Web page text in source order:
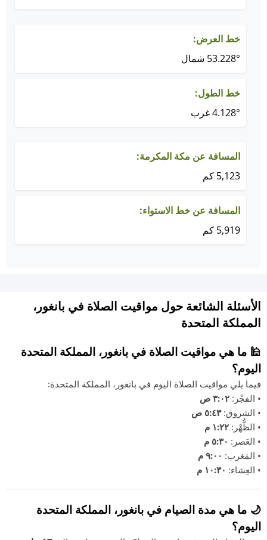
خط العرض:
53.228° شمال
خط الطول:
4.128° غرب
المسافة عن مكة المكرمة:
5,123 كم
المسافة عن خط الاستواء:
5,919 كم
الأسئلة الشائعة حول مواقيت الصلاة في بانغور،
المملكة المتحدة
🕌 ما هي مواقيت الصلاة في بانغور، المملكة المتحدة
اليوم؟
فيما يلي مواقيت الصلاة اليوم في بانغور، المملكة المتحدة:
• الفجْر: ٣:٠٢ ص
• الشروق:٥:٤٣ ص
• الظُّهْر: ١:٢٢ م
• العَصر: ٥:٣٠ م
• المَغرب: ٩:٠٠ م
• العِشاء: ١٠:٣٠ م
🌙 ما هي مدة الصيام في بانغور، المملكة المتحدة
اليوم؟